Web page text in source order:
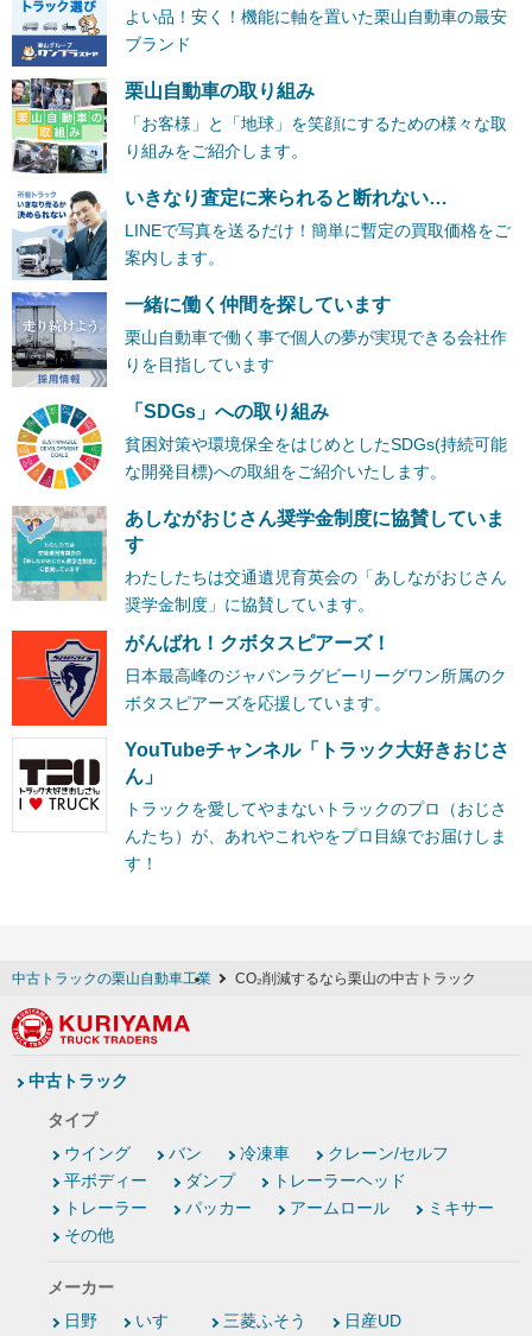
よい品！安く！機能に軸を置いた栗山自動車の最安
ブランド
栗山自動車の取り組み
「お客様」と「地球」を笑顔にするための様々な取
り組みをご紹介します。
いきなり査定に来られると断れない…
LINEで写真を送るだけ！簡単に暫定の買取価格をご
案内します。
一緒に働く仲間を探しています
栗山自動車で働く事で個人の夢が実現できる会社作
りを目指しています
「SDGs」への取り組み
貧困対策や環境保全をはじめとしたSDGs(持続可能
な開発目標)への取組をご紹介いたします。
あしながおじさん奨学金制度に協賛していま
す
わたしたちは交通遺児育英会の「あしながおじさん
奨学金制度」に協賛しています。
がんばれ！クボタスピアーズ！
日本最高峰のジャパンラグビーリーグワン所属のク
ボタスピアーズを応援しています。
YouTubeチャンネル「トラック大好きおじさ
ん」
トラックを愛してやまないトラックのプロ（おじさ
んたち）が、あれやこれやをプロ目線でお届けしま
す！
中古トラックの栗山自動車工業 CO₂削減するなら栗山の中古トラック
中古トラック
タイプ
ウイング
バン 冷凍車
クレーン/セルフ
平ボディー
ダンプ
トレーラーヘッド
トレーラー
パッカー アームロール
ミキサー
その他
メーカー
日野
いすゞ 三菱ふそう 日産UD